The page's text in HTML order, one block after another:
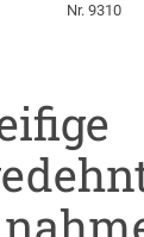
Nr. 9310